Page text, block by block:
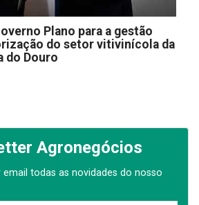
Plano para a gestão
do setor vitivinícola da
do Douro
Agronegócios
email todas as novidades do nosso